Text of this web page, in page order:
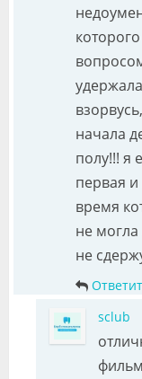
начала
полу!!! я
первая и
время
не могла
не
sclub